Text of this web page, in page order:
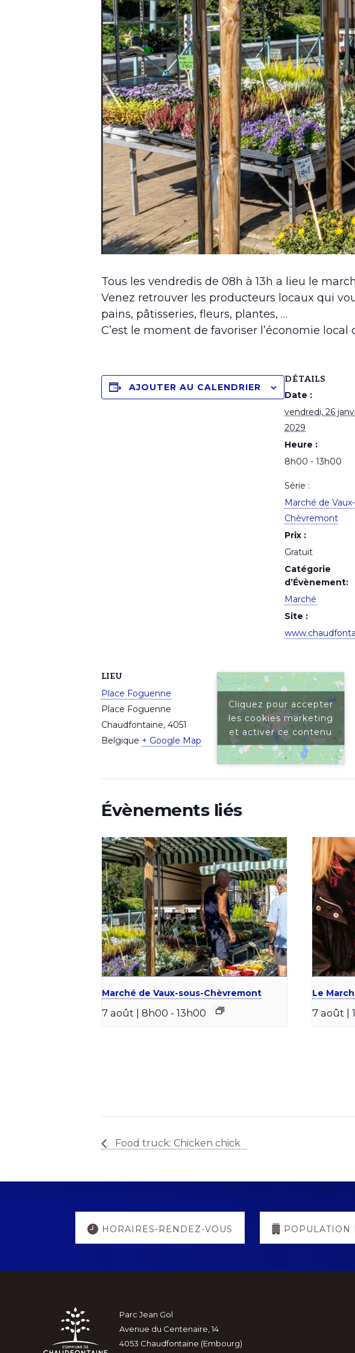
Tous les vendredis de 08h à 13h a lieu le
Venez retrouver les producteurs locaux qui
pains, pâtisseries, fleurs, plantes, …
C’est le moment de favoriser l’économie
AJOUTER AU CALENDRIER
DÉTAILS
Date :
vendredi, 26
2029
Heure :
8h00 - 13h00
Série :
Marché de
Chèvremont
Prix :
Gratuit
Catégorie
d’Évènement:
Marché
Site :
LIEU
Place Foguenne
Place Foguenne
Chaudfontaine, 4051
Belgique + Google Map
Cliquez pour accepter
les cookies marketing
et activer ce contenu
Évènements liés
Marché de Vaux-sous-Chèvremont
7 août | 8h00 - 13h00
Le
7 août |
Food truck: Chicken chick
Explore
more
HORAIRES-RENDEZ-VOUS POPULATION
Footer
Parc Jean Gol
Avenue du Centenaire, 14
4053 Chaudfontaine (Embourg)